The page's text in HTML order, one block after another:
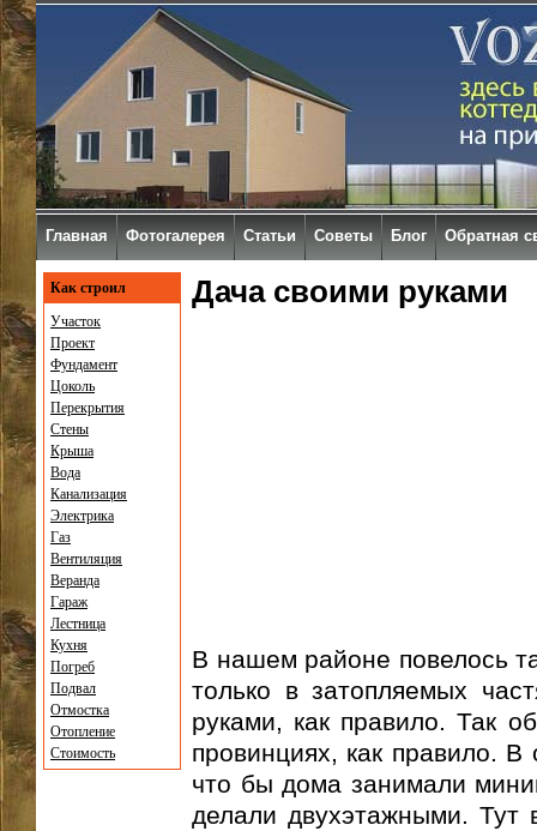
Дача своими руками
В нашем районе повелось
только в затопляемых
руками, как правило. Так
провинциях, как правило. В
что бы дома занимали
делали двухэтажными. Тут
Как строил
Участок
Проект
Фундамент
Цоколь
Перекрытия
Стены
Крыша
Вода
Канализация
Электрика
Газ
Вентиляция
Веранда
Гараж
Лестница
Кухня
Погреб
Подвал
Отмостка
Отопление
Стоимость
Главная Фотогалерея Статьи Советы Блог Обратная